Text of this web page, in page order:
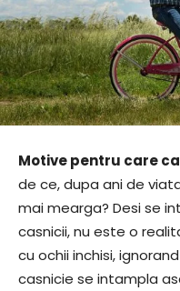
Motive pentru care
de ce, dupa ani de
mai mearga? Desi se
casnicii, nu este o
cu ochii inchisi,
casnicie se intampla